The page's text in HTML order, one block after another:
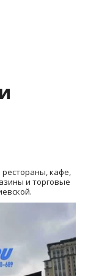
кафе,
и торговые